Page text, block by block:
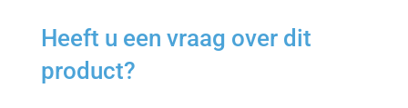
Heeft u een vraag over dit
product?